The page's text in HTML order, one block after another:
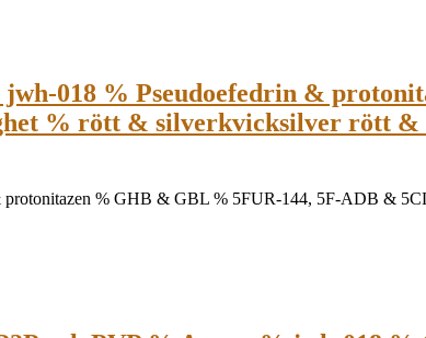
018 % Pseudoefedrin &
% rött & silverkvicksilver rött
protonitazen % GHB & GBL % 5FUR-144, 5F-ADB &